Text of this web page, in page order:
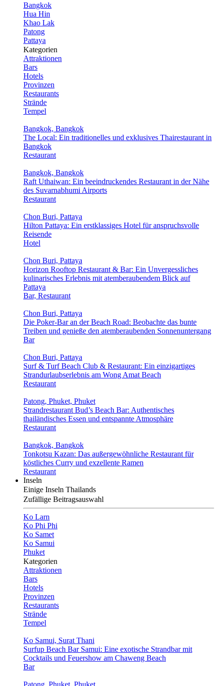
Bangkok
Hua Hin
Khao Lak
Patong
Pattaya
Kategorien
Attraktionen
Bars
Hotels
Provinzen
Restaurants
Strände
Tempel
Bangkok, Bangkok
The Local: Ein traditionelles und exklusives Thairestaurant in
Bangkok
Restaurant
Bangkok, Bangkok
Raft Uthaiwan: Ein beeindruckendes Restaurant in der Nähe
des Suvarnabhumi Airports
Restaurant
Chon Buri, Pattaya
Hilton Pattaya: Ein erstklassiges Hotel für anspruchsvolle
Reisende
Hotel
Chon Buri, Pattaya
Horizon Rooftop Restaurant & Bar: Ein Unvergessliches
kulinarisches Erlebnis mit atemberaubendem Blick auf
Pattaya
Bar, Restaurant
Chon Buri, Pattaya
Die Poker-Bar an der Beach Road: Beobachte das bunte
Treiben und genieße den atemberaubenden Sonnenuntergang
Bar
Chon Buri, Pattaya
Surf & Turf Beach Club & Restaurant: Ein einzigartiges
Strandurlaubserlebnis am Wong Amat Beach
Restaurant
Patong, Phuket, Phuket
Strandrestaurant Bud’s Beach Bar: Authentisches
thailändisches Essen und entspannte Atmosphäre
Restaurant
Bangkok, Bangkok
Tonkotsu Kazan: Das außergewöhnliche Restaurant für
köstliches Curry und exzellente Ramen
Restaurant
Inseln
Einige Inseln Thailands
Zufällige Beitragsauswahl
Ko Larn
Ko Phi Phi
Ko Samet
Ko Samui
Phuket
Kategorien
Attraktionen
Bars
Hotels
Provinzen
Restaurants
Strände
Tempel
Ko Samui, Surat Thani
Surfup Beach Bar Samui: Eine exotische Strandbar mit
Cocktails und Feuershow am Chaweng Beach
Bar
Patong, Phuket, Phuket